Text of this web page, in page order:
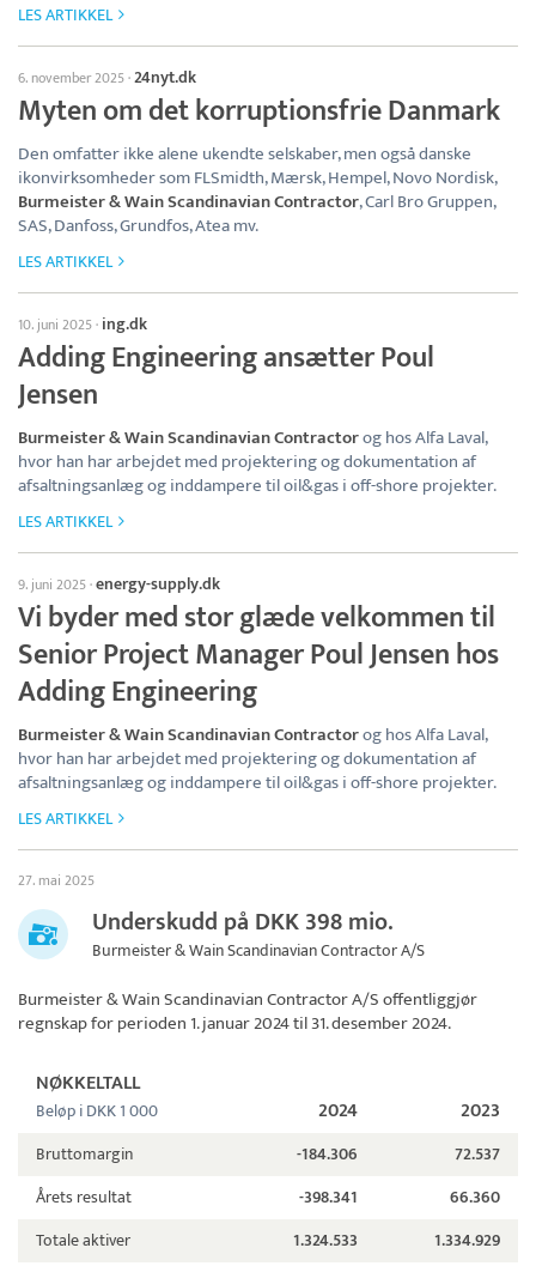
LES ARTIKKEL
6. november 2025·24nyt.dk
Myten om det korruptionsfrie Danmark
Den omfatter ikke alene ukendte selskaber, men også danske
ikonvirksomheder som FLSmidth, Mærsk, Hempel, Novo Nordisk,
Burmeister & Wain Scandinavian Contractor, Carl Bro Gruppen,
SAS, Danfoss, Grundfos, Atea mv.
LES ARTIKKEL
10. juni 2025· ing.dk
Adding Engineering ansætter Poul
Jensen
Burmeister & Wain Scandinavian Contractorog hos Alfa Laval,
hvor han har arbejdet med projektering og dokumentation af
afsaltningsanlæg og inddampere til oil&gas i off-shore projekter.
LES ARTIKKEL
9. juni 2025·energy-supply.dk
Vi byder med stor glæde velkommen til
Senior Project Manager Poul Jensen hos
Adding Engineering
Burmeister & Wain Scandinavian Contractorog hos Alfa Laval,
hvor han har arbejdet med projektering og dokumentation af
afsaltningsanlæg og inddampere til oil&gas i off-shore projekter.
LES ARTIKKEL
27. mai 2025
Underskudd på DKK 398 mio.
Burmeister & Wain Scandinavian Contractor A/S
Burmeister & Wain Scandinavian Contractor A/Soffentliggjør
regnskap for perioden 1. januar 2024 til 31. desember 2024.
NØKKELTALL
Beløp i DKK 1 000 2024 2023
Bruttomargin -184.306
72.537
Årets resultat
-398.341
66.360
Totale aktiver
1.324.533 1.334.929